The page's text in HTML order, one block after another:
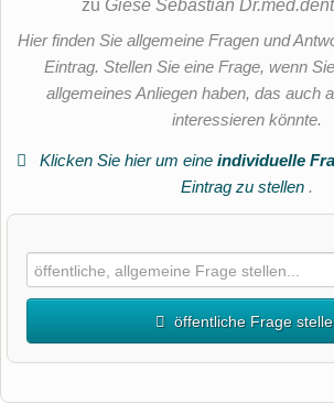
zu Giese Sebastian
Hier finden Sie allgemeine Fragen und
Eintrag. Stellen Sie eine Frage, wenn
allgemeines Anliegen haben, das auch
interessieren könnte.
Klicken Sie hier um eine individuelle
Eintrag zu stellen .
öffentliche Frage